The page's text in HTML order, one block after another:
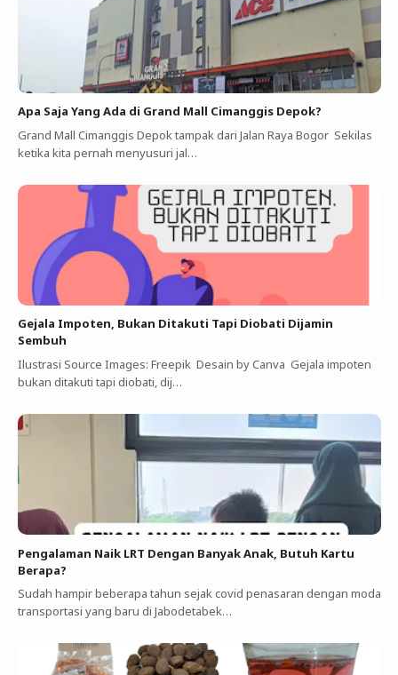
Apa Saja Yang Ada di Grand Mall Cimanggis Depok?
Grand Mall Cimanggis Depok tampak dari Jalan Raya Bogor Sekilas
ketika kita pernah menyusuri jal…
Gejala Impoten, Bukan Ditakuti Tapi Diobati Dijamin
Sembuh
Ilustrasi Source Images: Freepik Desain by Canva Gejala impoten
bukan ditakuti tapi diobati, dij…
Pengalaman Naik LRT Dengan Banyak Anak, Butuh Kartu
Berapa?
Sudah hampir beberapa tahun sejak covid penasaran dengan moda
transportasi yang baru di Jabodetabek…